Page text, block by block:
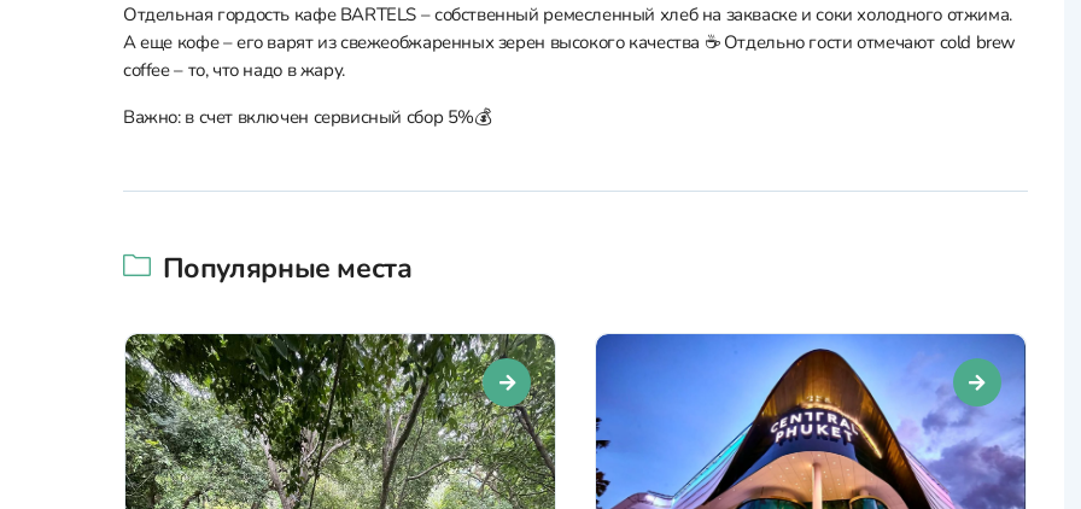
Отдельная гордость кафе BARTELS – собственный ремесленный хлеб на закваске и соки холодного отжима.
А еще кофе – его варят из свежеобжаренных зерен высокого качества ☕️ Отдельно гости отмечают cold brew
coffee – то, что надо в жару.
Важно: в счет включен сервисный сбор 5%💰
Популярные места